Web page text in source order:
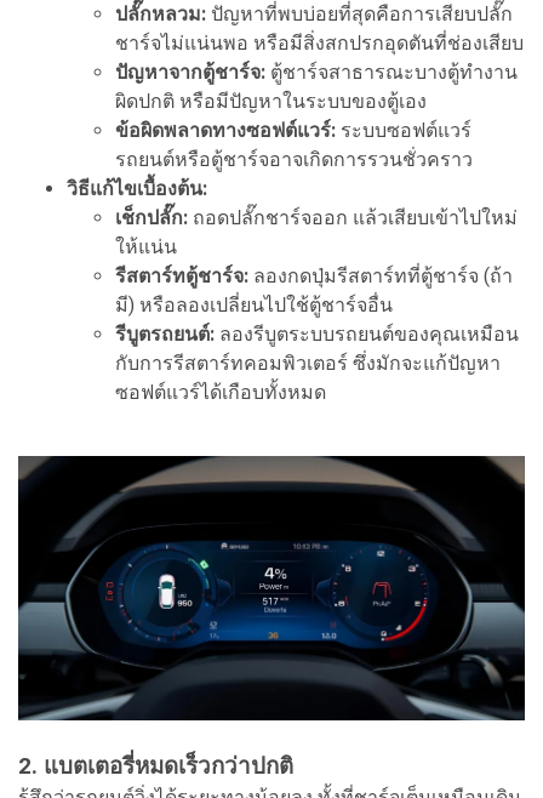
ปลั๊กหลวม: ปัญหาที่พบบ่อยที่สุดคือการเสียบปลั๊ก
ชาร์จไม่แน่นพอ หรือมีสิ่งสกปรกอุดตันที่ช่องเสียบ
ปัญหาจากตู้ชาร์จ: ตู้ชาร์จสาธารณะบางตู้ทำงาน
ผิดปกติ หรือมีปัญหาในระบบของตู้เอง
ข้อผิดพลาดทางซอฟต์แวร์: ระบบซอฟต์แวร์
รถยนต์หรือตู้ชาร์จอาจเกิดการรวนชั่วคราว
วิธีแก้ไขเบื้องต้น:
เช็กปลั๊ก: ถอดปลั๊กชาร์จออก แล้วเสียบเข้าไปใหม่
ให้แน่น
รีสตาร์ทตู้ชาร์จ: ลองกดปุ่มรีสตาร์ทที่ตู้ชาร์จ (ถ้า
มี) หรือลองเปลี่ยนไปใช้ตู้ชาร์จอื่น
รีบูตรถยนต์: ลองรีบูตระบบรถยนต์ของคุณเหมือน
กับการรีสตาร์ทคอมพิวเตอร์ ซึ่งมักจะแก้ปัญหา
ซอฟต์แวร์ได้เกือบทั้งหมด
2. แบตเตอรี่หมดเร็วกว่าปกติ